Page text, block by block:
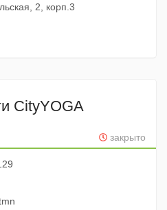
2, корп.3
CityYOGA
закрыто